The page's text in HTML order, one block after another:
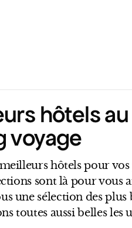
hôtels
voyage
hôtels pour
sont là pour vous
une sélection des plus
toutes aussi belles les